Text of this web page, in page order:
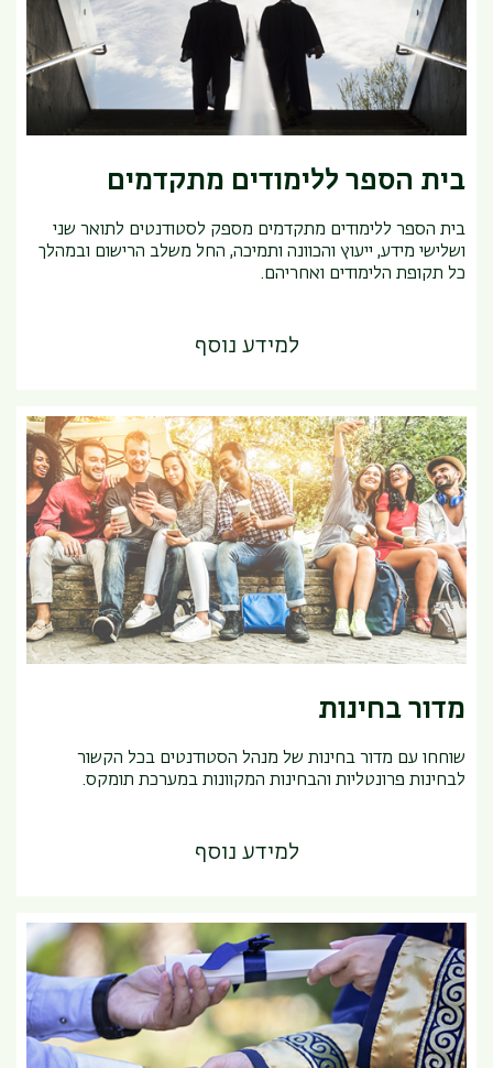
בית הספר ללימודים מתקדמים
בית הספר ללימודים מתקדמים מספק לסטודנטים לתואר שני
ושלישי מידע, ייעוץ והכוונה ותמיכה, החל משלב הרישום ובמהלך
כל תקופת הלימודים ואחריהם.
למידע נוסף
מדור בחינות
שוחחו עם מדור בחינות של מנהל הסטודנטים בכל הקשור
לבחינות פרונטליות והבחינות המקוונות במערכת תומקס.
למידע נוסף